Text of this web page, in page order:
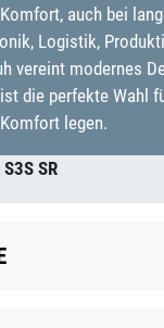
auch bei
Logistik,
vereint modernes
die perfekte Wahl
legen.
SR